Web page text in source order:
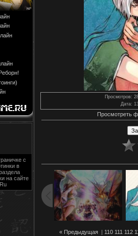
с
в
на сайте
Просмотров:
Дата:
Просмотреть
« Предыдущая| 110 111 112